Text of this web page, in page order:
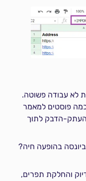
לא עבודה פשוטה.
פוסטים למאמר
העתק-הדבק לתוך
בהופעה חיה?
והחלקת תפרים,